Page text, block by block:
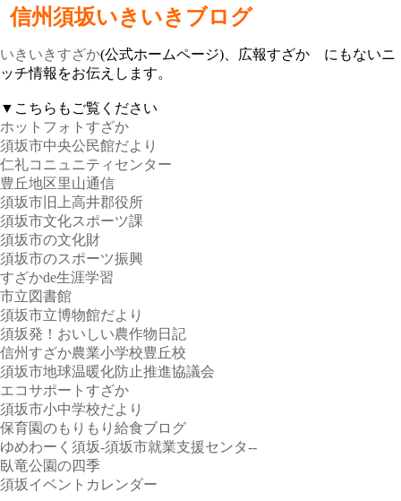
信州須坂いきいきブログ
いきいきすざか(公式ホームページ)、広報すざか にもないニ
ッチ情報をお伝えします。
▼こちらもご覧ください
ホットフォトすざか
須坂市中央公民館だより
仁礼コニュニティセンター
豊丘地区里山通信
須坂市旧上高井郡役所
須坂市文化スポーツ課
須坂市の文化財
須坂市のスポーツ振興
すざかde生涯学習
市立図書館
須坂市立博物館だより
須坂発！おいしい農作物日記
信州すざか農業小学校豊丘校
須坂市地球温暖化防止推進協議会
エコサポートすざか
須坂市小中学校だより
保育園のもりもり給食ブログ
ゆめわーく須坂-須坂市就業支援センタ--
臥竜公園の四季
須坂イベントカレンダー